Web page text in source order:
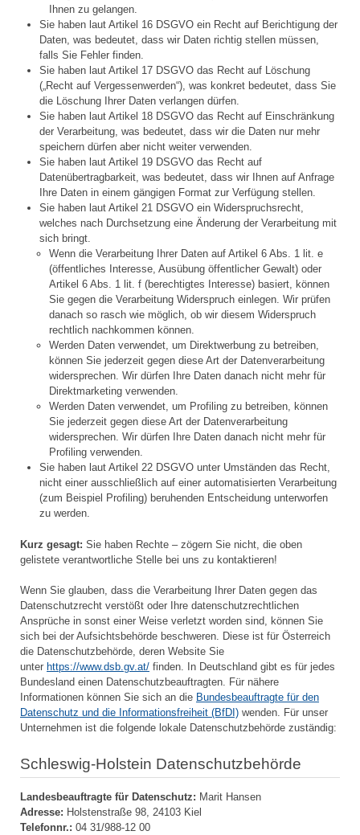
Ihnen zu gelangen.
Sie haben laut Artikel 16 DSGVO ein Recht auf Berichtigung der
Daten, was bedeutet, dass wir Daten richtig stellen müssen,
falls Sie Fehler finden.
Sie haben laut Artikel 17 DSGVO das Recht auf Löschung
(„Recht auf Vergessenwerden“), was konkret bedeutet, dass Sie
die Löschung Ihrer Daten verlangen dürfen.
Sie haben laut Artikel 18 DSGVO das Recht auf Einschränkung
der Verarbeitung, was bedeutet, dass wir die Daten nur mehr
speichern dürfen aber nicht weiter verwenden.
Sie haben laut Artikel 19 DSGVO das Recht auf
Datenübertragbarkeit, was bedeutet, dass wir Ihnen auf Anfrage
Ihre Daten in einem gängigen Format zur Verfügung stellen.
Sie haben laut Artikel 21 DSGVO ein Widerspruchsrecht,
welches nach Durchsetzung eine Änderung der Verarbeitung mit
sich bringt.
Wenn die Verarbeitung Ihrer Daten auf Artikel 6 Abs. 1 lit. e
(öffentliches Interesse, Ausübung öffentlicher Gewalt) oder
Artikel 6 Abs. 1 lit. f (berechtigtes Interesse) basiert, können
Sie gegen die Verarbeitung Widerspruch einlegen. Wir prüfen
danach so rasch wie möglich, ob wir diesem Widerspruch
rechtlich nachkommen können.
Werden Daten verwendet, um Direktwerbung zu betreiben,
können Sie jederzeit gegen diese Art der Datenverarbeitung
widersprechen. Wir dürfen Ihre Daten danach nicht mehr für
Direktmarketing verwenden.
Werden Daten verwendet, um Profiling zu betreiben, können
Sie jederzeit gegen diese Art der Datenverarbeitung
widersprechen. Wir dürfen Ihre Daten danach nicht mehr für
Profiling verwenden.
Sie haben laut Artikel 22 DSGVO unter Umständen das Recht,
nicht einer ausschließlich auf einer automatisierten Verarbeitung
(zum Beispiel Profiling) beruhenden Entscheidung unterworfen
zu werden.
Kurz gesagt: Sie haben Rechte – zögern Sie nicht, die oben
gelistete verantwortliche Stelle bei uns zu kontaktieren!
Wenn Sie glauben, dass die Verarbeitung Ihrer Daten gegen das
Datenschutzrecht verstößt oder Ihre datenschutzrechtlichen
Ansprüche in sonst einer Weise verletzt worden sind, können Sie
sich bei der Aufsichtsbehörde beschweren. Diese ist für Österreich
die Datenschutzbehörde, deren Website Sie
unter https://www.dsb.gv.at/ finden. In Deutschland gibt es für jedes
Bundesland einen Datenschutzbeauftragten. Für nähere
Informationen können Sie sich an die Bundesbeauftragte für den
Datenschutz und die Informationsfreiheit (BfDI) wenden. Für unser
Unternehmen ist die folgende lokale Datenschutzbehörde zuständig:
Schleswig-Holstein Datenschutzbehörde
Landesbeauftragte für Datenschutz: Marit Hansen
Adresse: Holstenstraße 98, 24103 Kiel
Telefonnr.: 04 31/988-12 00